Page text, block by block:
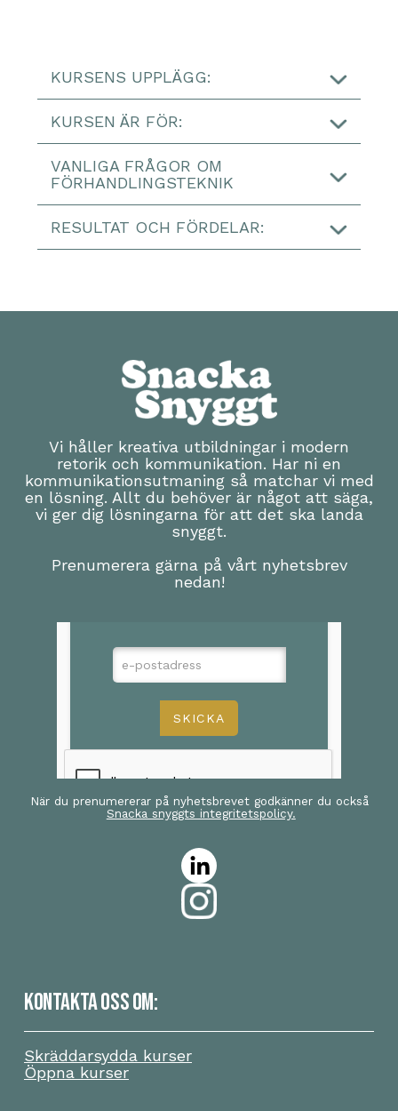
KURSENS UPPLÄGG:
KURSEN ÄR FÖR:
Dig
Säljare inköpare
Chefer ledare
VANLIGA FRÅGOR OM
FÖRHANDLINGSTEKNIK
RESULTAT OCH FÖRDELAR:
Vi håller kreativa utbildningar i modern
retorik och kommunikation. Har ni en
kommunikationsutmaning så matchar vi med
en lösning. Allt du behöver är något att säga,
vi ger dig lösningarna för att det ska landa
snyggt.
Prenumerera gärna på vårt nyhetsbrev
nedan!
När du prenumererar på nyhetsbrevet godkänner du också
Snacka snyggts integritetspolicy.
KONTAKTA OSS OM:
Skräddarsydda kurser
Öppna kurser